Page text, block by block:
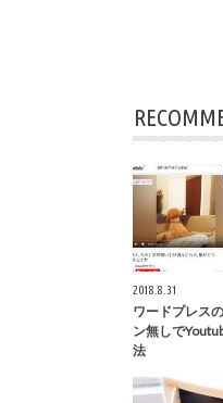
2018.8.31
ワードプレス
ン無しで
法